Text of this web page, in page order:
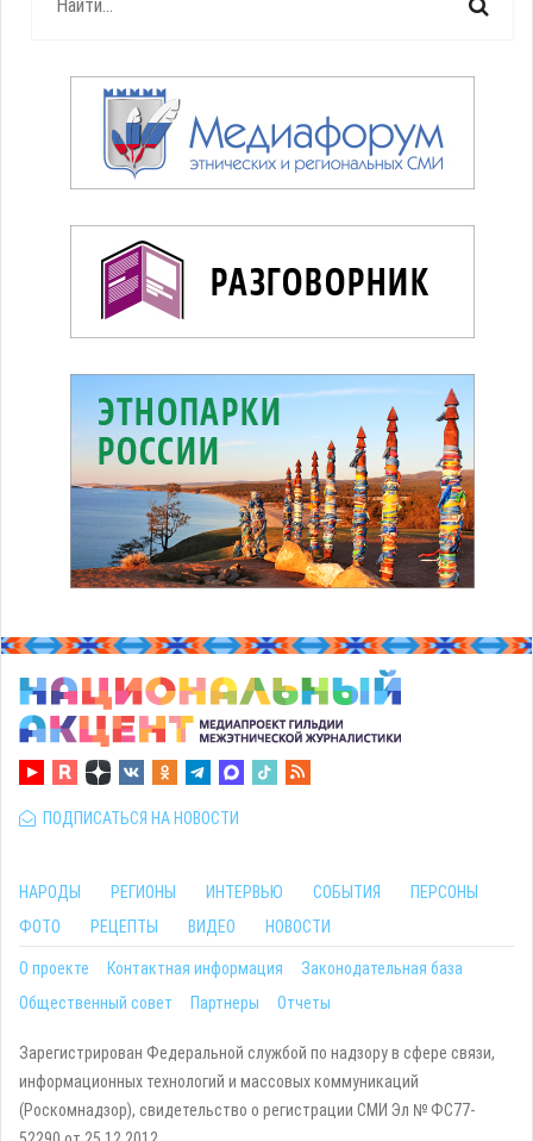
ПОДПИСАТЬСЯ НА НОВОСТИ
НАРОДЫ РЕГИОНЫ ИНТЕРВЬЮ СОБЫТИЯ
ПЕРСОНЫ
ФОТО
РЕЦЕПТЫ ВИДЕО НОВОСТИ
О проекте Контактная информация
Законодательная база
Общественный совет
Партнеры Отчеты
Зарегистрирован Федеральной службой по надзору в сфере связи,
информационных технологий и массовых коммуникаций
(Роскомнадзор), свидетельство о регистрации СМИ Эл № ФС77-